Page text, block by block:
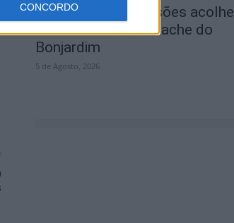
CONCORDO
Seminário das Missões acolhe
Feira Anual de Cernache do
Bonjardim
5 de Agosto, 2026